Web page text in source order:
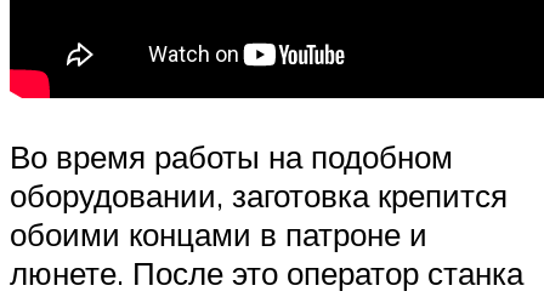
Во время работы на подобном
оборудовании, заготовка крепится
обоими концами в патроне и
люнете. После это оператор станка